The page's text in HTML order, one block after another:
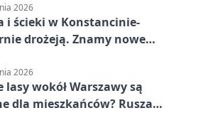
2026
i ścieki w Konstancinie-
drożeją. Znamy nowe
2026
lasy wokół Warszawy są
dla mieszkańców? Rusza